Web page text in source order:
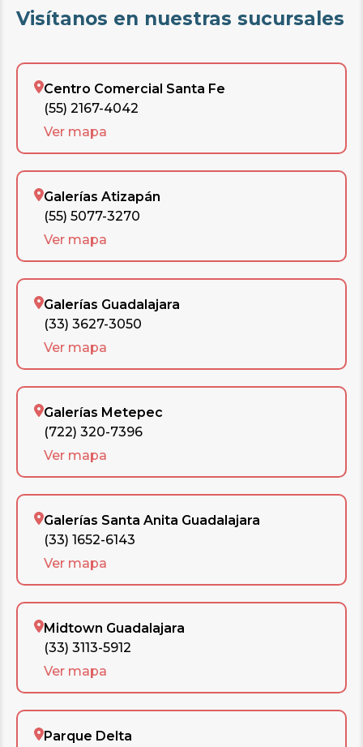
Visítanos en nuestras sucursales
Centro Comercial Santa Fe
(55) 2167-4042
Ver mapa
Galerías Atizapán
(55) 5077-3270
Ver mapa
Galerías Guadalajara
(33) 3627-3050
Ver mapa
Galerías Metepec
(722) 320-7396
Ver mapa
Galerías Santa Anita Guadalajara
(33) 1652-6143
Ver mapa
Midtown Guadalajara
(33) 3113-5912
Ver mapa
Parque Delta